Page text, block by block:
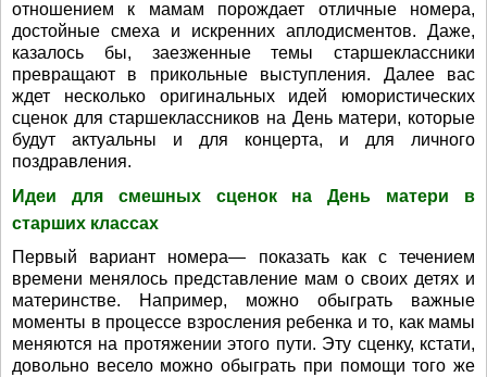
отношением к мамам порождает отличные номера,
достойные смеха и искренних аплодисментов. Даже,
казалось бы, заезженные темы старшеклассники
превращают в прикольные выступления. Далее вас
ждет несколько оригинальных идей юмористических
сценок для старшеклассников на День матери, которые
будут актуальны и для концерта, и для личного
поздравления.
Идеи для смешных сценок на День матери в
старших классах
Первый вариант номера— показать как с течением
времени менялось представление мам о своих детях и
материнстве. Например, можно обыграть важные
моменты в процессе взросления ребенка и то, как мамы
меняются на протяжении этого пути. Эту сценку, кстати,
довольно весело можно обыграть при помощи того же